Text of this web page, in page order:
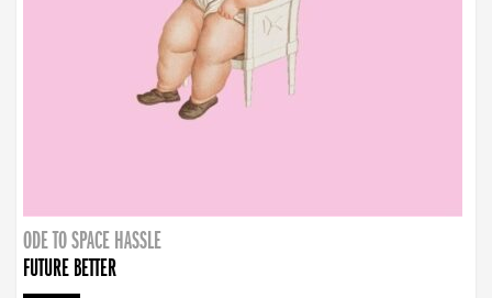
ODE TO SPACE HASSLE
FUTURE BETTER